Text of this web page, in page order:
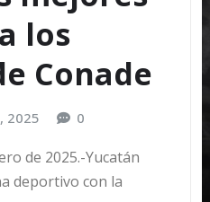
los
Conade
2025 0
de 2025.-Yucatán
deportivo con la